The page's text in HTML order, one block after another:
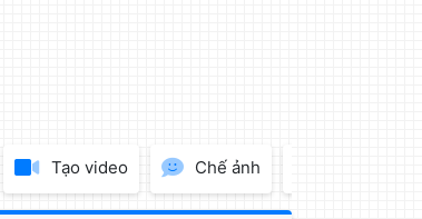
Tạo video Chế ảnh